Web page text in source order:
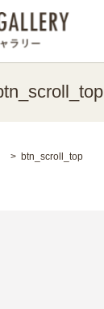
btn_scroll_top